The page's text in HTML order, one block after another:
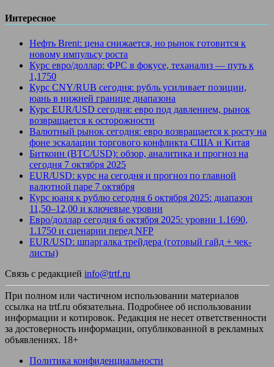
Интересное
Нефть Brent: цена снижается, но рынок готовится к
новому импульсу роста
Курс евро/доллар: ФРС в фокусе, теханализ — путь к
1,1750
Курс CNY/RUB сегодня: рубль усиливает позиции,
юань в нижней границе диапазона
Курс EUR/USD сегодня: евро под давлением, рынок
возвращается к осторожности
Валютный рынок сегодня: евро возвращается к росту на
фоне эскалации торгового конфликта США и Китая
Биткоин (BTC/USD): обзор, аналитика и прогноз на
сегодня 7 октября 2025
EUR/USD: курс на сегодня и прогноз по главной
валютной паре 7 октября
Курс юаня к рублю сегодня 6 октября 2025: диапазон
11,50–12,00 и ключевые уровни
Евро/доллар сегодня 6 октября 2025: уровни 1.1690,
1.1750 и сценарии перед NFP
EUR/USD: шпаргалка трейдера (готовый гайд + чек-
листы)
Связь с редакцией info@trtf.ru
При полном или частичном использовании материалов
ссылка на trtf.ru обязательна. Подробнее об использовании
информации и котировок. Редакция не несет ответственности
за достоверность информации, опубликованной в рекламных
объявлениях. 18+
Политика конфиденциальности